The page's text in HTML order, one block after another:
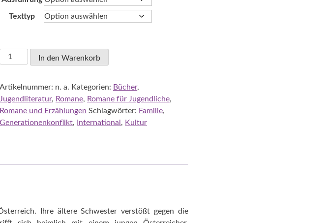
24,50 €
Texttyp
Thüminger,
Rosmarie:
-
Langer
Weg
in
In den Warenkorb
Artikelnummer: n. a. Kategorien: Bücher,
Jugendliteratur, Romane, Romane für Jugendliche,
Romane und Erzählungen Schlagwörter: Familie,
Generationenkonflikt, International , Kultur
Ihre ältere Schwester verstößt gegen die